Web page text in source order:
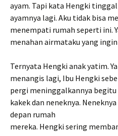
ayam. Tapi kata Hengki
ayamnya lagi. Aku tidak bisa
menempati rumah seperti ini.
menahan airmataku yang
Ternyata Hengki anak yatim.
menangis lagi, Ibu Hengki
pergi meninggalkannya begitu
kakek dan neneknya.
depan rumah
mereka. Hengki sering